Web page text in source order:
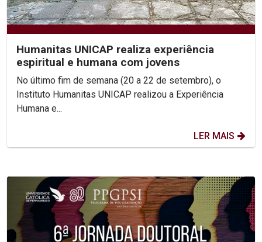
Humanitas UNICAP realiza experiência
espiritual e humana com jovens
No último fim de semana (20 a 22 de setembro), o
Instituto Humanitas UNICAP realizou a Experiência
Humana e...
LER MAIS